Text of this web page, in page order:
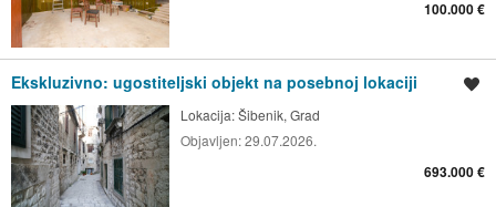
100.000 €
Ekskluzivno: ugostiteljski objekt na posebnoj lokaciji
Lokacija:Šibenik, Grad
Objavljen:29.07.2026.
693.000 €